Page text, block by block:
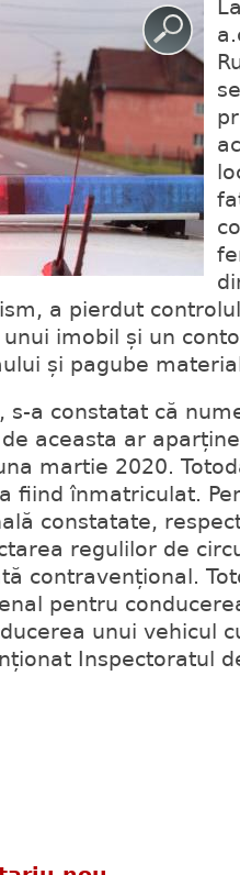
a pierdut
imobil și un
și pagube
a constatat că
aceasta ar
martie 2020.
fiind înmatriculat.
constatate,
regulilor de
contravențional.
pentru
unui vehicul
Inspectoratul